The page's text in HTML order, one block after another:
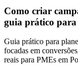
Como criar
guia prático
Guia prático para
focadas em
reais para PMEs em